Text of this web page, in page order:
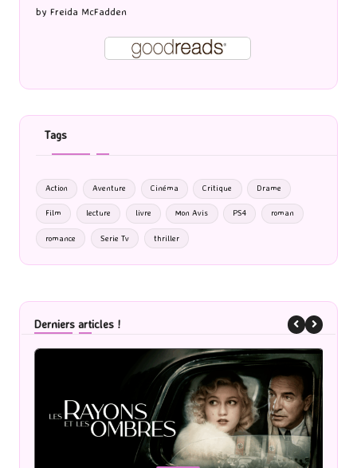
by Freida McFadden
Tags
Action Aventure Cinéma Critique Drame
Film lecture livre Mon Avis PS4 roman
romance Serie Tv thriller
Derniers articles !